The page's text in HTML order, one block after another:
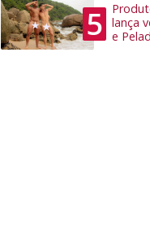
5
lança
e